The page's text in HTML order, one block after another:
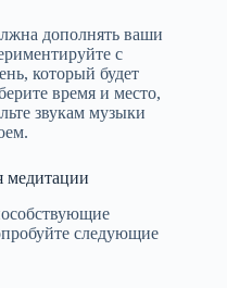
дополнять ваши
с
который будет
время и место,
звукам музыки
медитации
следующие